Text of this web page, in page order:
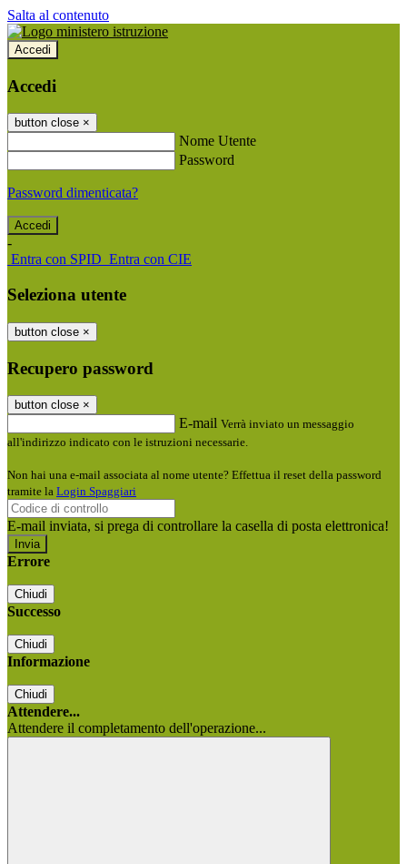
Salta al contenuto
Accedi
Accedi
button close ×
Nome Utente
Password
Password dimenticata?
-
Entra con SPID Entra con CIE
Seleziona utente
button close ×
Recupero password
button close ×
E-mail Verrà inviato un messaggio
all'indirizzo indicato con le istruzioni necessarie.
Non hai una e-mail associata al nome utente? Effettua il reset della password
tramite la Login Spaggiari
E-mail inviata, si prega di controllare la casella di posta elettronica!
Errore
Chiudi
Successo
Chiudi
Informazione
Chiudi
Attendere...
Attendere il completamento dell'operazione...